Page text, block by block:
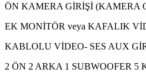
ÖN KAMERA GİRİŞİ (KAMERA
EK MONİTÖR veya KAFALIK
KABLOLU VİDEO- SES AUX
2 ÖN 2 ARKA 1 SUBWOOFER